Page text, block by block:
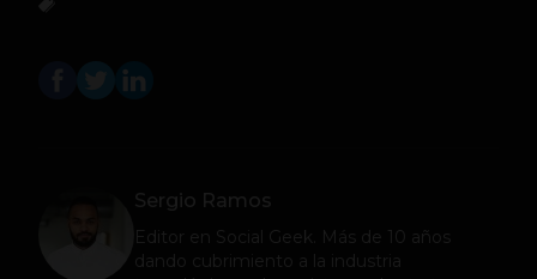
Sergio Ramos
Editor en Social Geek
. Más de 10 años
dando cubrimiento a la industria